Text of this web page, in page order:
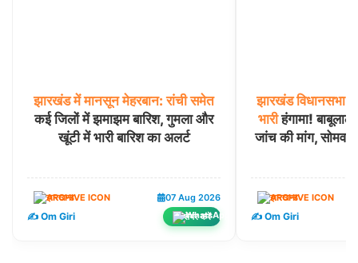
झारखंड में मानसून मेहरबान: रांची समेत
कई जिलों में झमाझम बारिश, गुमला और
खूंटी में भारी बारिश का अलर्ट
झारखण्ड 07 Aug 2026
✍️ Om Giri शेयर करें
झारखंड विधानसभा
भारीहंगामा!
जांच की मांग,
झारखण्ड
✍️ Om Giri